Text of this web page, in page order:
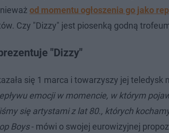
od momentu ogłoszenia go jako
Czy "Dizzy" jest piosenką godną
"Dizzy"
się 1 marca i towarzyszy jej
emocji w momencie, w którym
się artystami z lat 80., których
Boys- mówi o swojej eurowizyjnej